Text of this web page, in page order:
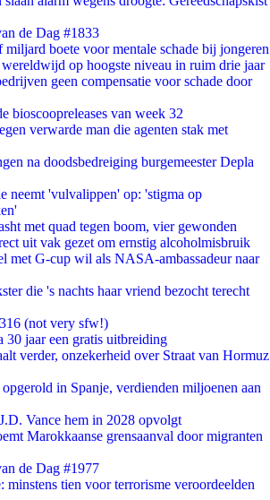
de Dag #1833
boete voor mentale schade bij jongeren
op hoogste niveau in ruim drie jaar
geen compensatie voor schade door
bioscoopreleases van week 32
verwarde man die agenten stak met
na doodsbedreiging burgemeester Depla
neemt 'vulvalippen' op: 'stigma op
met quad tegen boom, vier gewonden
uit vak gezet om ernstig alcoholmisbruik
met G-cup wil als NASA-ambassadeur naar
die 's nachts haar vriend bezocht terecht
(not very sfw!)
30 jaar een gratis uitbreiding
verder, onzekerheid over Straat van Hormuz
in Spanje, verdienden miljoenen aan
Vance hem in 2028 opvolgt
Marokkaanse grensaanval door migranten
de Dag #1977
minstens tien voor terrorisme veroordeelden